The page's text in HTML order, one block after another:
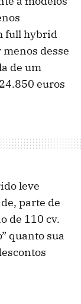
full hybrid
desse
de um
euros
leve
parte de
de 110 cv.
quanto sua